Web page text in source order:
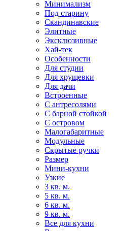
Минимализм
Под старину
Скандинавские
Элитные
Эксклюзивные
Хай-тек
Особенности
Для студии
Для хрущевки
Для дачи
Встроенные
С антресолями
С барной стойкой
С островом
Малогабаритные
Модульные
Скрытые ручки
Размер
Мини-кухни
Узкие
3 кв. м.
5 кв. м.
6 кв. м.
9 кв. м.
Все для кухни